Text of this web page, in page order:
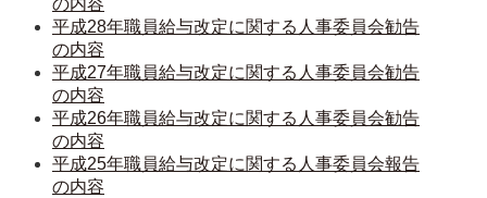
の内容
平成28年職員給与改定に関する人事委員会勧告
の内容
平成27年職員給与改定に関する人事委員会勧告
の内容
平成26年職員給与改定に関する人事委員会勧告
の内容
平成25年職員給与改定に関する人事委員会報告
の内容